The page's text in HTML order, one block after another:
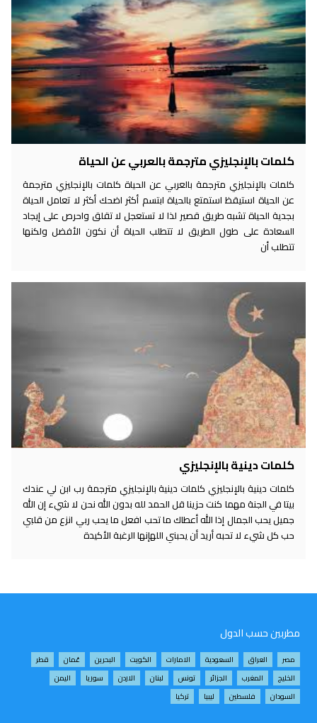
كلمات بالإنجليزي مترجمة بالعربي عن الحياة
كلمات بالإنجليزي مترجمة بالعربي عن الحياة كلمات بالإنجليزي مترجمة
عن الحياة استيقظ استمتع بالحياة ابتسم أكثر اضحك أكثر لا تعامل الحياة
بجدية الحياة تشبه طريق قصير لذا لا تستعجل لا تقلق واحرص على إيجاد
السعادة على طول الطريق لا تتطلب الحياة أن نكون الأفضل ولكنها
تتطلب أن
كلمات دينية بالإنجليزي
كلمات دينية بالإنجليزي كلمات دينية بالإنجليزي مترجمة رب ابن لي عندك
بيتا في الجنة مهما كنت حزينا قل الحمد لله بدون الله نحن لا شيء إن الله
جميل يحب الجمال إذا الله أعطاك ما تحب افعل ما يحب ربي انزع من قلبي
حب كل شيء لا تحبه أريد أن يحبني اللهإنها الرغبة الأكيدة
مطربين حسب الدول
مصر العراق السعودية الامارات الكويت البحرين عُمان
قطر
الخليج
المغرب الجزائر تونس لبنان الاردن سوريا
اليمن
السودان
فلسطين ليبيا تركيا